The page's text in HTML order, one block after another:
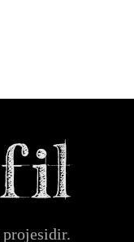
projesidir.